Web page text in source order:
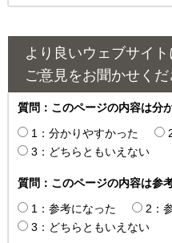
より良いウェブサイ
ご意見をお聞かせくだ
質問：このページの内容は分
1：分かりやすかった
3：どちらともいえない
質問：このページの内容は参
1：参考になった
2：
3：どちらともいえない